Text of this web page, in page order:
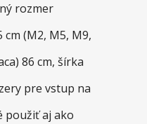
rozmer
(M2, M5, M9,
86 cm, šírka
pre vstup na
použiť aj ako